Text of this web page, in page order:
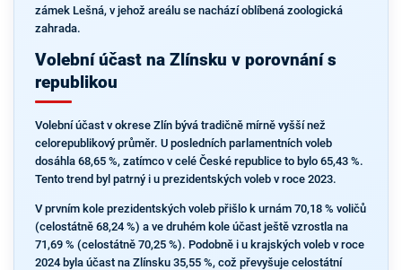
zámek Lešná, v jehož areálu se nachází oblíbená zoologická
zahrada.
Volební účast na Zlínsku v porovnání s
republikou
Volební účast v okrese Zlín bývá tradičně mírně vyšší než
celorepublikový průměr. U posledních parlamentních voleb
dosáhla 68,65 %, zatímco v celé České republice to bylo 65,43 %.
Tento trend byl patrný i u prezidentských voleb v roce 2023.
V prvním kole prezidentských voleb přišlo k urnám 70,18 % voličů
(celostátně 68,24 %) a ve druhém kole účast ještě vzrostla na
71,69 % (celostátně 70,25 %). Podobně i u krajských voleb v roce
2024 byla účast na Zlínsku 35,55 %, což převyšuje celostátní